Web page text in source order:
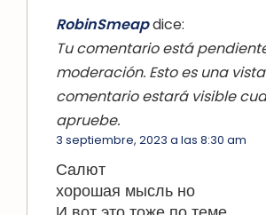
RobinSmeapdice:
Tu comentario está
moderación. Esto es una
comentario estará visible
apruebe.
3 septiembre, 2023 a las 8:30 am
Салют
хорошая мысль но